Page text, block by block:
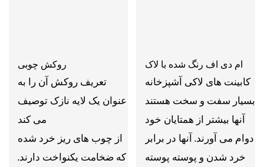
روکش چوبی
تعریف روکش آن را به
عنوان یک لایه نازک توصیف
می کند
از چوب های ریز خرد شده
که ضخامت یکنواخت دارند.
ام دی اف رنگ شده با لاک
کابینت های لاکی آشپزخانه
بسیار سفت و سخت هستند
آنها بیشتر از همتایان خود
دوام می آورند. آنها در برابر
خرد شدن و پوسته پوسته